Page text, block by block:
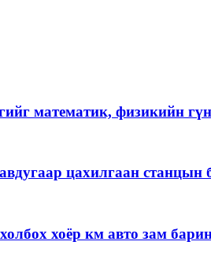
математик, физикийн
цахилгаан станцын
хоёр км авто зам